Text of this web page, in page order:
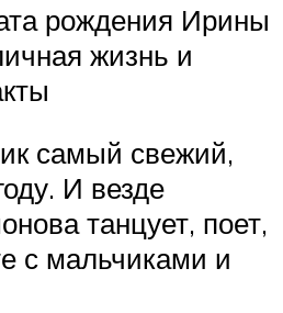
рождения Ирины
жизнь и
самый свежий,
И везде
танцует, поет,
с мальчиками и